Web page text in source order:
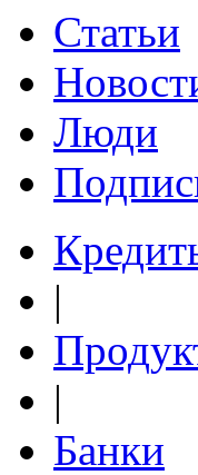
Статьи
Люди
|
|
Банки